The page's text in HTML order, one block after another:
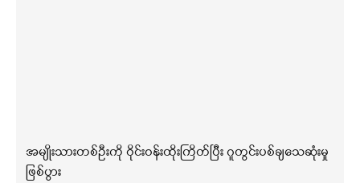
အမျိုးသားတစ်ဦးကို ဝိုင်းဝန်းထိုးကြိတ်ပြီး ဂူတွင်းပစ်ချသေဆုံးမှု
ဖြစ်ပွား